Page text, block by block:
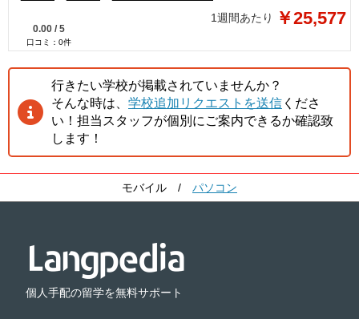
0.00 / 5
口コミ： 0件
1週間あたり ￥25,577
行きたい学校が掲載されていませんか？
そんな時は、 学校追加リクエストを送信 くださ
い！担当スタッフが個別にご案内できるか確認致
します！
モバイル / パソコン
個人手配の留学を無料サポート